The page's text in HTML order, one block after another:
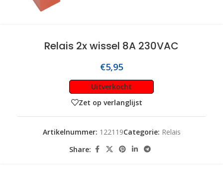
Relais 2x wissel 8A 230VAC
€5,95
Uitverkocht
Zet op verlanglijst
Artikelnummer: 122119Categorie: Relais
Share: